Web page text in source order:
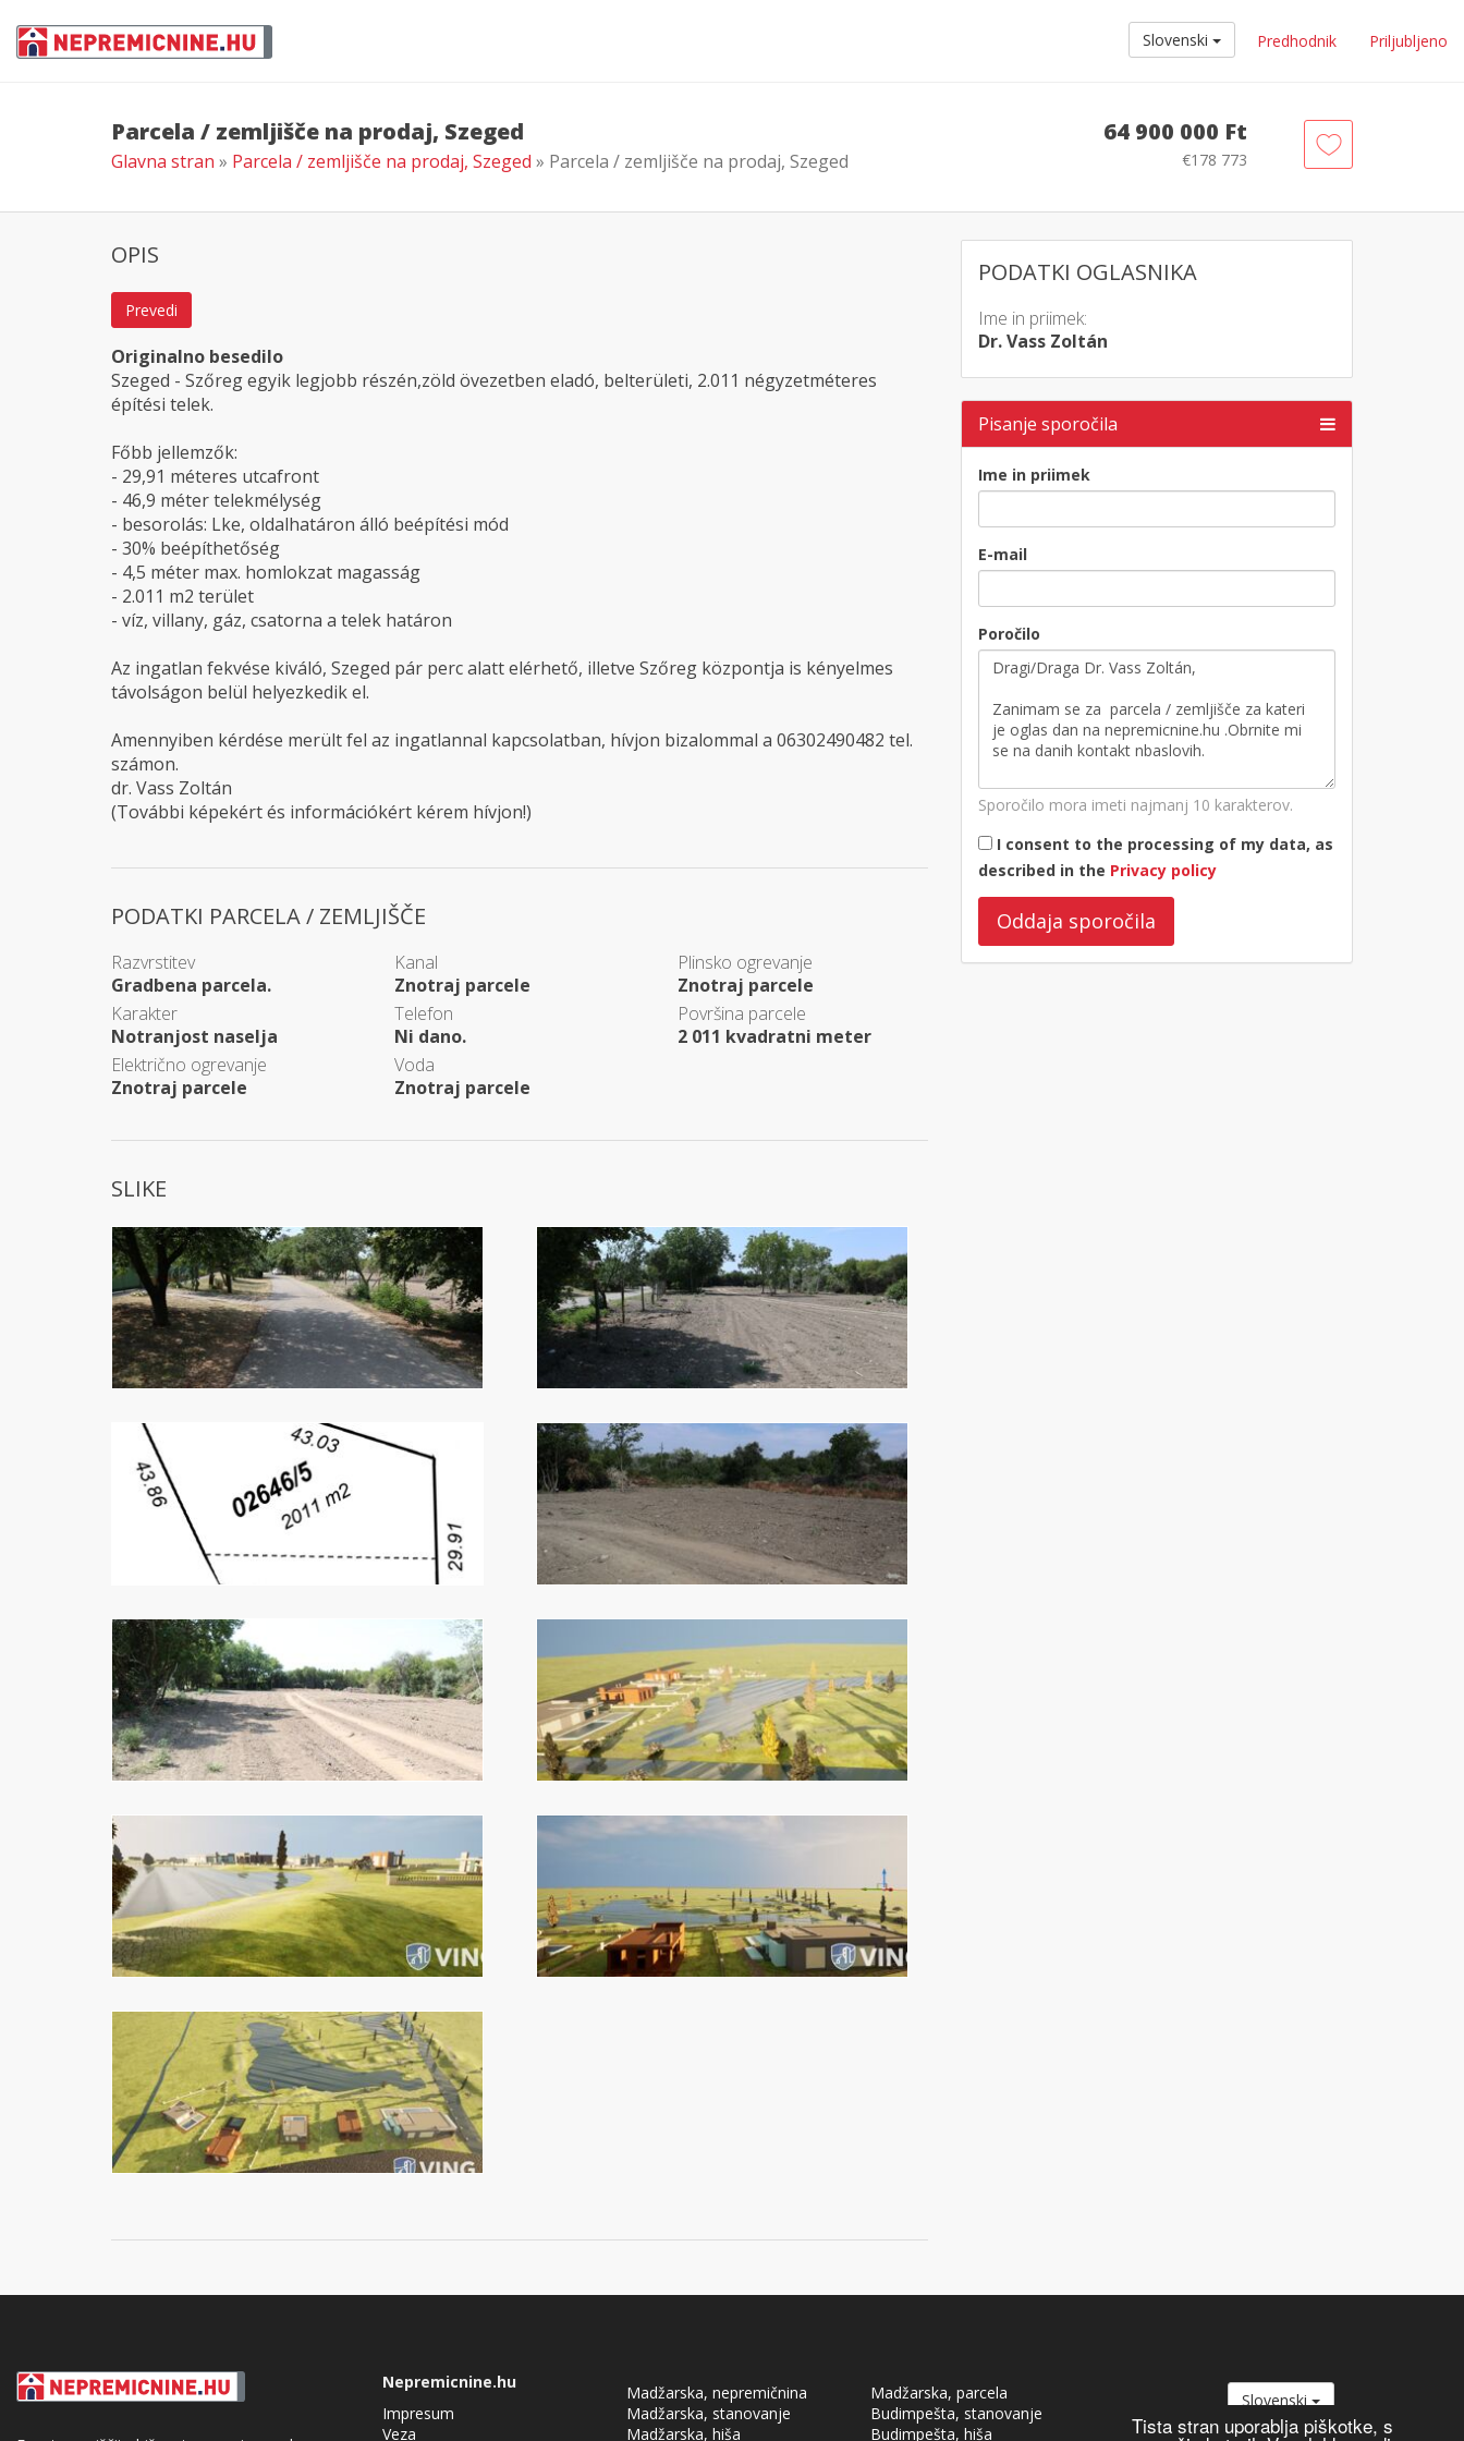
Tista stran uporablja piškotke, s
Slovenski Predhodnik Priljubljeno
Parcela / zemljišče na prodaj, Szeged
Glavna stran » Parcela / zemljišče na prodaj, Szeged » Parcela / zemljišče na prodaj, Szeged
64 900 000 Ft
€178 773
PODATKI OGLASNIKA
Ime in priimek:
Dr. Vass Zoltán
Pisanje sporočila
Ime in priimek
E-mail
Poročilo
Sporočilo mora imeti najmanj 10 karakterov.
I consent to the processing of my data, as
described in the Privacy policy
Oddaja sporočila
OPIS
Prevedi
Originalno besedilo
Szeged - Szőreg egyik legjobb részén,zöld övezetben eladó, belterületi, 2.011 négyzetméteres
építési telek.
Főbb jellemzők:
- 29,91 méteres utcafront
- 46,9 méter telekmélység
- besorolás: Lke, oldalhatáron álló beépítési mód
- 30% beépíthetőség
- 4,5 méter max. homlokzat magasság
- 2.011 m2 terület
- víz, villany, gáz, csatorna a telek határon
Az ingatlan fekvése kiváló, Szeged pár perc alatt elérhető, illetve Szőreg központja is kényelmes
távolságon belül helyezkedik el.
Amennyiben kérdése merült fel az ingatlannal kapcsolatban, hívjon bizalommal a 06302490482 tel.
számon.
dr. Vass Zoltán
(További képekért és információkért kérem hívjon!)
PODATKI PARCELA / ZEMLJIŠČE
Razvrstitev
Gradbena parcela.
Kanal
Znotraj parcele
Plinsko ogrevanje
Znotraj parcele
Karakter
Notranjost naselja
Telefon
Ni dano.
Površina parcele
2 011 kvadratni meter
Električno ogrevanje
Znotraj parcele
Voda
Znotraj parcele
SLIKE
Nepremicnine.hu
Impresum
Veza
Madžarska, nepremičnina
Madžarska, stanovanje
Madžarska, hiša
Madžarska, parcela
Budimpešta, stanovanje
Budimpešta, hiša
Slovenski